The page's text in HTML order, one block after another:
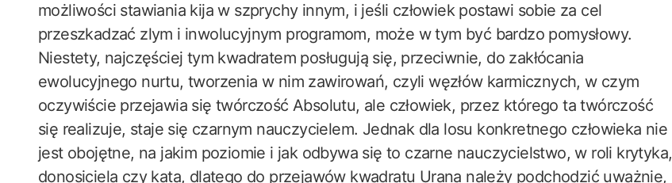
możliwości stawiania kija w szprychy innym, i jeśli człowiek postawi sobie za cel
przeszkadzać zlym i inwolucyjnym programom, może w tym być bardzo pomysłowy.
Niestety, najczęściej tym kwadratem posługują się, przeciwnie, do zakłócania
ewolucyjnego nurtu, tworzenia w nim zawirowań, czyli węzłów karmicznych, w czym
oczywiście przejawia się twórczość Absolutu, ale człowiek, przez którego ta twórczość
się realizuje, staje się czarnym nauczycielem. Jednak dla losu konkretnego człowieka nie
jest obojętne, na jakim poziomie i jak odbywa się to czarne nauczycielstwo, w roli krytyka,
donosiciela czy kata, dlatego do przejawów kwadratu Urana należy podchodzić uważnie,